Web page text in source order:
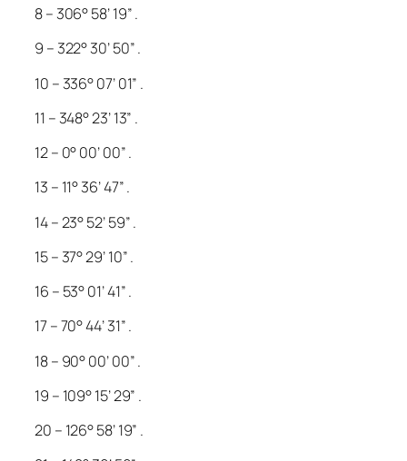
8 – 306° 58’ 19” .
9 – 322° 30’ 50” .
10 – 336° 07’ 01” .
11 – 348° 23’ 13” .
12 – 0° 00’ 00” .
13 – 11° 36’ 47” .
14 – 23° 52’ 59” .
15 – 37° 29’ 10” .
16 – 53° 01’ 41” .
17 – 70° 44’ 31” .
18 – 90° 00’ 00” .
19 – 109° 15’ 29” .
20 – 126° 58’ 19” .